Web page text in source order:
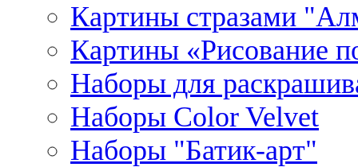
Картины стразами
Картины «Рисование
Наборы для
Наборы Сolor Velvet
Наборы "Батик-арт"